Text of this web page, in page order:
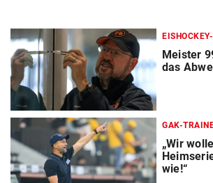
Meister
das
GAK-
„Wir
wie!“